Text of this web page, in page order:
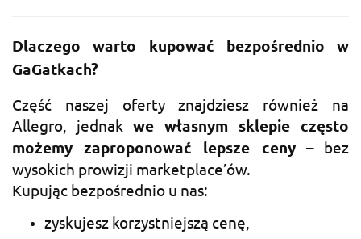
Dlaczego warto kupować bezpośrednio w
GaGatkach?
Część naszej oferty znajdziesz również na
Allegro, jednak we własnym sklepie często
możemy zaproponować lepsze ceny– bez
wysokich prowizji marketplace’ów.
Kupując bezpośrednio u nas:
zyskujesz korzystniejszą cenę,